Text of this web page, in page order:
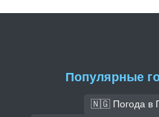
Популярные
🇳🇬 Погода в